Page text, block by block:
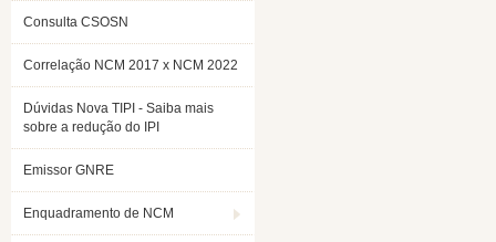
Consulta CSOSN
Correlação NCM 2017 x NCM 2022
Dúvidas Nova TIPI - Saiba mais
sobre a redução do IPI
Emissor GNRE
Enquadramento de NCM